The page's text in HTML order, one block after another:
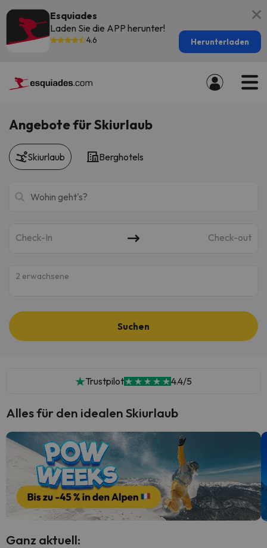
Esquiades
Laden Sie die APP herunter!
4.6 Herunterladen
Angebote für Skiurlaub
Skiurlaub Berghotels
Check-In Check-out
2 erwachsene
Suchen
Trustpilot 4.4/5
Alles für den idealen Skiurlaub
Ganz aktuell: